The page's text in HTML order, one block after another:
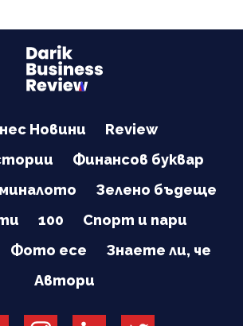
Новини
Review
Финансов буквар
Зелено бъдеще
100
Спорт и пари
Фото есе
Знаете ли, че
Автори